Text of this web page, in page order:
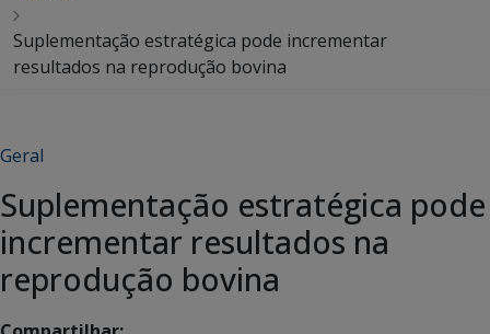
Suplementação estratégica pode incrementar
resultados na reprodução bovina
Geral
Suplementação estratégica pode
incrementar resultados na
reprodução bovina